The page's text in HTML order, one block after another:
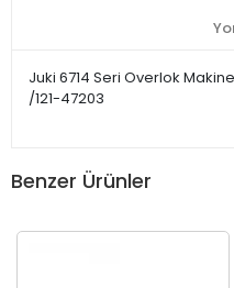
Juki 6714 Seri Overlok
/121-47203
Benzer Ürünler